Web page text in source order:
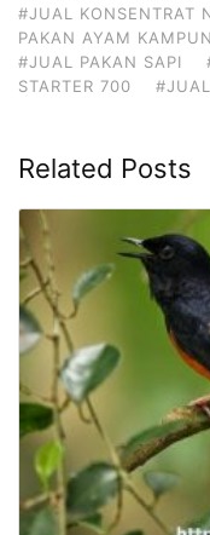
#JUAL KONSENTRAT
PAKAN AYAM
#JUAL PAKAN SAPI
STARTER 700
Related Posts